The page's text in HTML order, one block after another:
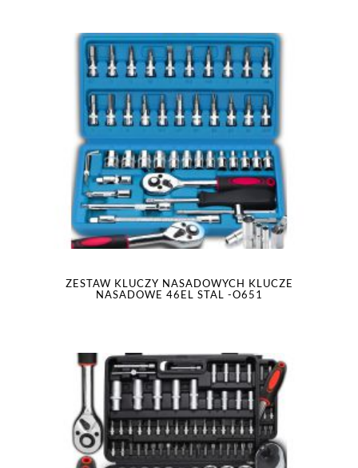
ZESTAW KLUCZY NASADOWYCH KLUCZE
NASADOWE 46EL STAL -O651